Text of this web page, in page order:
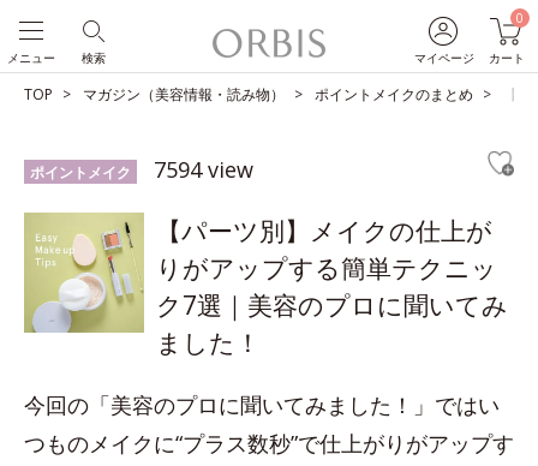
マイページ
0
カート
検索
メニュー
TOP マガジン（美容情報・読み物） ポイントメイクのまとめ 【
ポイントメイク 7594 view
【パーツ別】メイクの仕上が
りがアップする簡単テクニッ
ク7選｜美容のプロに聞いてみ
ました！
今回の「美容のプロに聞いてみました！」ではい
つものメイクに“プラス数秒”で仕上がりがアップす